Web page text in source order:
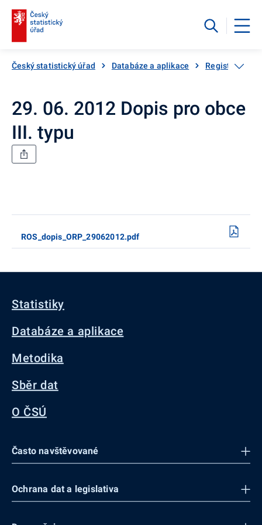
Český statistický úřad Databáze a aplikace Registry
29. 06. 2012 Dopis pro obce
III. typu
ROS_dopis_ORP_29062012.pdf
Statistiky
Databáze a aplikace
Metodika
Sběr dat
O ČSÚ
Často navštěvované
Ochrana dat a legislativa